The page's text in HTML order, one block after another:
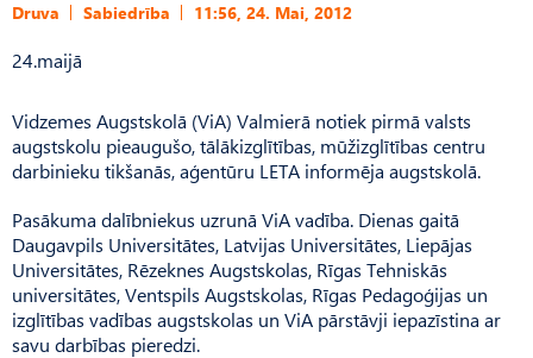
Druva Sabiedrība 11:56, 24. Mai, 2012
24.maijā
Vidzemes Augstskolā (ViA) Valmierā notiek pirmā valsts
augstskolu pieaugušo, tālākizglītības, mūžizglītības centru
darbinieku tikšanās, aģentūru LETA informēja augstskolā.
Pasākuma dalībniekus uzrunā ViA vadība. Dienas gaitā
Daugavpils Universitātes, Latvijas Universitātes, Liepājas
Universitātes, Rēzeknes Augstskolas, Rīgas Tehniskās
universitātes, Ventspils Augstskolas, Rīgas Pedagoģijas un
izglītības vadības augstskolas un ViA pārstāvji iepazīstina ar
savu darbības pieredzi.